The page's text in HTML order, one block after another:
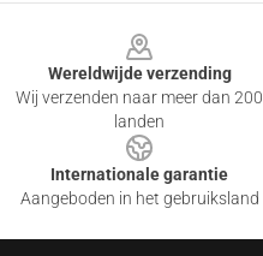
Wereldwijde verzending
Wij verzenden naar meer dan 200
landen
Internationale garantie
Aangeboden in het gebruiksland